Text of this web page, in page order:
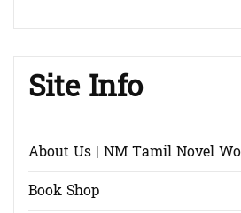
Site Info
About Us | NM Tamil Novel
Book Shop